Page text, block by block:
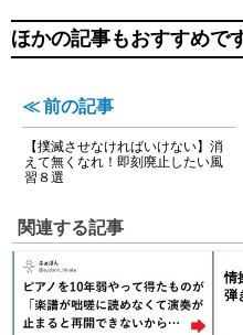
ほかの記事もおすすめで
≪ 前の記事
【撲滅させなければいけない】消
えて無くなれ！即刻廃止したい風
習８選
関連する記事
情
弾